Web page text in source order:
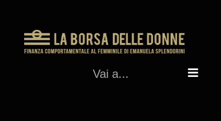
contenuto
Vai a...